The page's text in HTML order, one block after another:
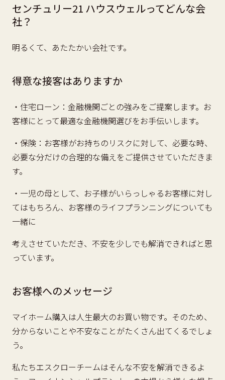
センチュリー21 ハウスウェルってどんな会
社？
明るくて、あたたかい会社です。
得意な接客はありますか
・住宅ローン：金融機関ごとの強みをご提案します。お
客様にとって最適な金融機関選びをお手伝いします。
・保険：お客様がお持ちのリスクに対して、必要な時、
必要な分だけの合理的な備えをご提供させていただきま
す。
・一児の母として、お子様がいらっしゃるお客様に対し
てはもちろん、お客様のライフプランニングについても
一緒に
考えさせていただき、不安を少しでも解消できればと思
っています。
お客様へのメッセージ
マイホーム購入は人生最大のお買い物です。そのため、
分からないことや不安なことがたくさん出てくるでしょ
う。
私たちエスクローチームはそんな不安を解消できるよ